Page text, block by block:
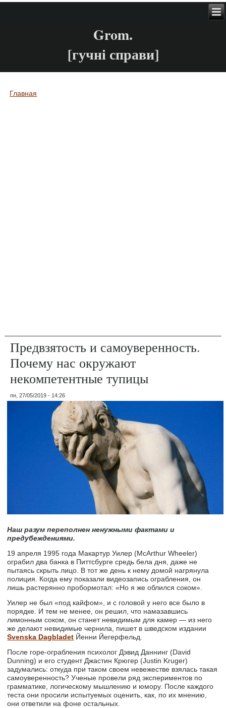
Grom.
[гучні справи]
Вы здесь
Главная
Предвзятость и самоуверенность.
Почему нас окружают
некомпетентные тупицы
пн, 27/05/2019 - 14:26
Наш разум переполнен ненужными фактами и
предубеждениями.
19 апреля 1995 года Макартур Уилер (McArthur Wheeler)
ограбил два банка в Питтсбурге средь бела дня, даже не
пытаясь скрыть лицо. В тот же день к нему домой нагрянула
полиция. Когда ему показали видеозапись ограбления, он
лишь растерянно пробормотал: «Но я же облился соком».
Уилер не был «под кайфом», и с головой у него все было в
порядке. И тем не менее, он решил, что намазавшись
лимонным соком, он станет невидимым для камер — из него
же делают невидимые чернила, пишет в шведском издании
Svenska Dagbladet Йенни Йегерфельд.
После горе-ограбления психолог Дэвид Даннинг (David
Dunning) и его студент Джастин Крюгер (Justin Kruger)
задумались: откуда при таком своем невежестве взялась такая
самоуверенность? Ученые провели ряд экспериментов по
грамматике, логическому мышлению и юмору. После каждого
теста они просили испытуемых оценить, как, по их мнению,
они ответили на фоне остальных.